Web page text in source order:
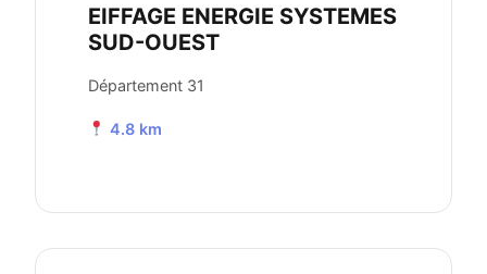
EIFFAGE ENERGIE SYSTEMES
SUD-OUEST
Département 31
4.8 km